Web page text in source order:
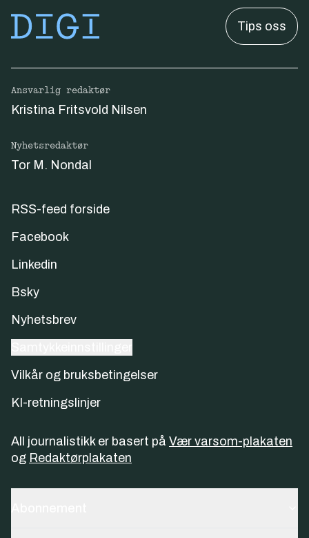
Tips oss
Ansvarlig redaktør
Kristina Fritsvold Nilsen
Nyhetsredaktør
Tor M. Nondal
RSS-feed forside
Facebook
Linkedin
Bsky
Nyhetsbrev
Vilkår og bruksbetingelser
KI-retningslinjer
All journalistikk er basert på Vær varsom-plakaten
og Redaktørplakaten